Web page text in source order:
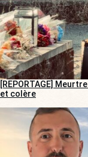
[REPORTAGE]
et colère